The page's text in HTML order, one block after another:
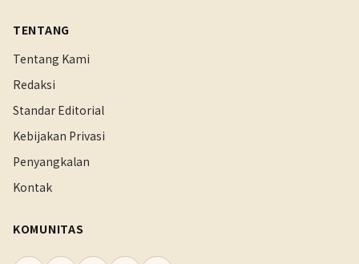
TENTANG
Tentang Kami
Redaksi
Standar Editorial
Kebijakan Privasi
Penyangkalan
Kontak
KOMUNITAS